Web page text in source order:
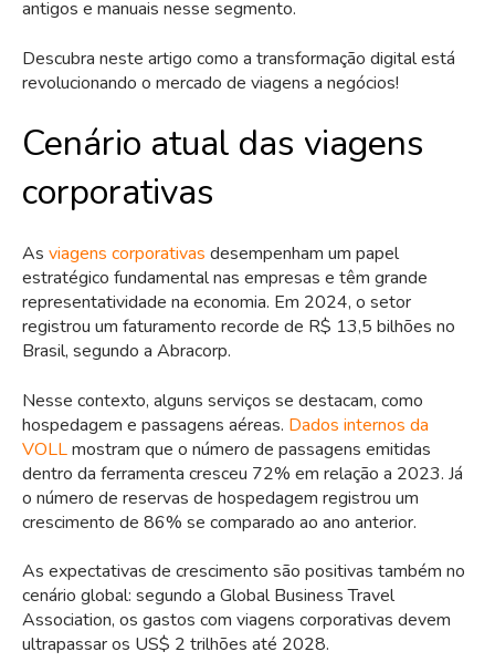
antigos e manuais nesse segmento.
Descubra neste artigo como a transformação digital está
revolucionando o mercado de viagens a negócios!
Cenário atual das viagens
corporativas
As viagens corporativas desempenham um papel
estratégico fundamental nas empresas e têm grande
representatividade na economia. Em 2024, o setor
registrou um faturamento recorde de R$ 13,5 bilhões no
Brasil, segundo a Abracorp.
Nesse contexto, alguns serviços se destacam, como
hospedagem e passagens aéreas. Dados internos da
VOLLmostram que o número de passagens emitidas
dentro da ferramenta cresceu 72% em relação a 2023. Já
o número de reservas de hospedagem registrou um
crescimento de 86% se comparado ao ano anterior.
As expectativas de crescimento são positivas também no
cenário global: segundo a Global Business Travel
Association, os gastos com viagens corporativas devem
ultrapassar os US$ 2 trilhões até 2028.